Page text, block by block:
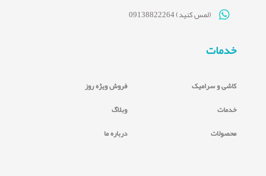
(لمس کنید) 09138822264
خدمات
کاشی و سرامیک
خدمات
محصولات
فروش ویژه روز
وبلاگ
درباره ما